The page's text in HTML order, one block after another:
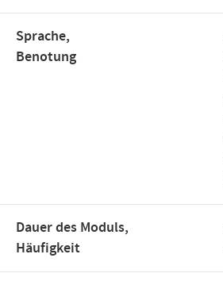
Sprache,
Benotung
Dauer des Moduls,
Häufigkeit